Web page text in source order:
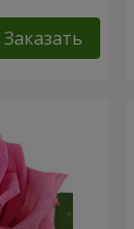
Заказать